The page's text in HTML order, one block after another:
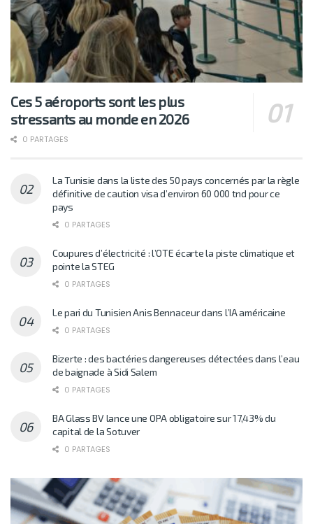
Ces 5 aéroports sont les plus
stressants au monde en 2026
0 PARTAGES
La Tunisie dans la liste des 50 pays concernés par la règle
définitive de caution visa d’environ 60 000 tnd pour ce
pays
0 PARTAGES
Coupures d’électricité : l’OTE écarte la piste climatique et
pointe la STEG
0 PARTAGES
Le pari du Tunisien Anis Bennaceur dans l’IA américaine
0 PARTAGES
Bizerte : des bactéries dangereuses détectées dans l’eau
de baignade à Sidi Salem
0 PARTAGES
BA Glass BV lance une OPA obligatoire sur 17,43% du
capital de la Sotuver
0 PARTAGES